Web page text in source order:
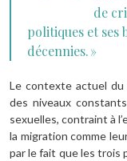
de
politiques et ses
décennies. »
Le contexte actuel du
des niveaux
sexuelles, contraint à
la migration comme
par le fait que les trois